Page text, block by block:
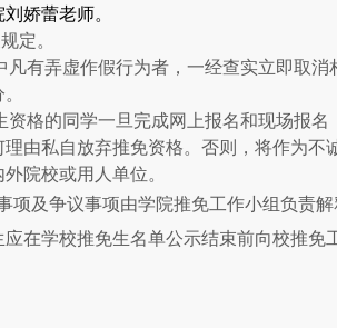
娇蕾老师。
定。
凡有弄虚作假行为者，一经查实立即取
资格的同学一旦完成网上报名和现场报
理由私自放弃推免资格。否则，将作为不
院校或用人单位。
项及争议事项由学院推免工作小组负责
在学校推免生名单公示结束前向校推免